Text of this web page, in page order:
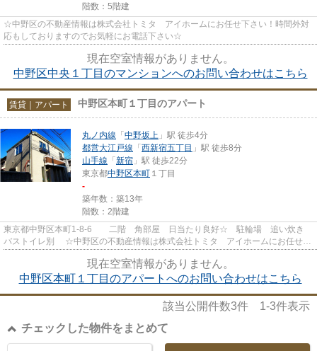
階数：5階建
☆中野区の不動産情報は株式会社トミタ アイホームにお任せ下さい！時間外対
応もしておりますのでお気軽にお電話下さい☆
現在空室情報がありません。
中野区中央１丁目のマンションへのお問い合わせはこちら
賃貸｜アパート 中野区本町１丁目のアパート
丸ノ内線 「 中野坂上 」駅 徒歩4分
都営大江戸線 「 西新宿五丁目 」駅 徒歩8分
山手線 「 新宿 」駅 徒歩22分
東京都中野区本町 １丁目
-
築年数：築13年
階数：2階建
東京都中野区本町1-8-6 二階 角部屋 日当たり良好☆ 駐輪場 追い炊き
バストイレ別 ☆中野区の不動産情報は株式会社トミタ アイホームにお任せ下
現在空室情報がありません。
中野区本町１丁目のアパートへのお問い合わせはこちら
該当公開件数3件 1-3件表示
チェックした物件をまとめて